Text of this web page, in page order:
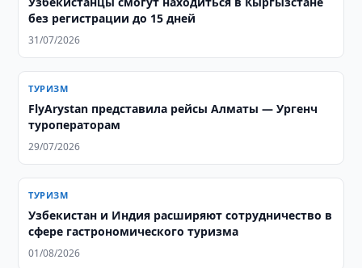
без регистрации до 15 дней
31/07/2026
ТУРИЗМ
FlyArystan представила рейсы Алматы — Ургенч
туроператорам
29/07/2026
ТУРИЗМ
Узбекистан и Индия расширяют сотрудничество в
сфере гастрономического туризма
01/08/2026